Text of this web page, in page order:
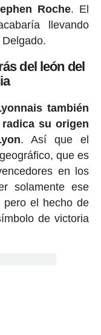
Roche. El
llevando
del león del
también
su origen
. Así que el
que es
en los
solamente ese
pero el hecho de
de victoria